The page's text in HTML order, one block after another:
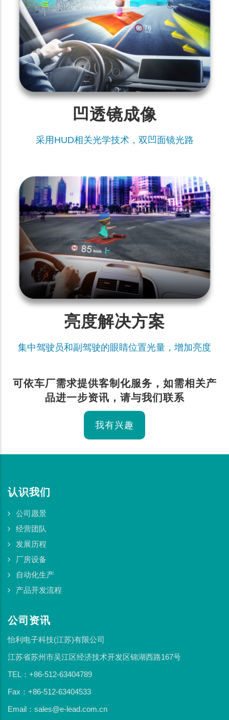
凹透镜成像
采用HUD相关光学技术，双凹面镜光路
亮度解决方案
集中驾驶员和副驾驶的眼睛位置光量，增加亮度
可依车厂需求提供客制化服务，如需相关产
品进一步资讯，请与我们联系
我有兴趣
认识我们
公司愿景
经营团队
发展历程
厂房设备
自动化生产
产品开发流程
公司资讯
怡利电子科技(江苏)有限公司
江苏省苏州市吴江区经济技术开发区锦湖西路167号
TEL：+86-512-63404789
Fax：+86-512-63404533
Email：sales@e-lead.com.cn